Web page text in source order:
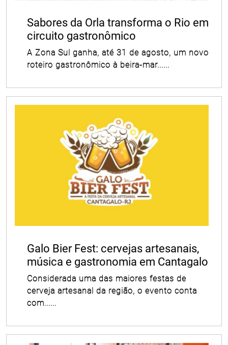
Sabores da Orla transforma o Rio em
circuito gastronômico
A Zona Sul ganha, até 31 de agosto, um novo
roteiro gastronômico à beira-mar......
Galo Bier Fest: cervejas artesanais,
música e gastronomia em Cantagalo
Considerada uma das maiores festas de
cerveja artesanal da região, o evento conta
com......